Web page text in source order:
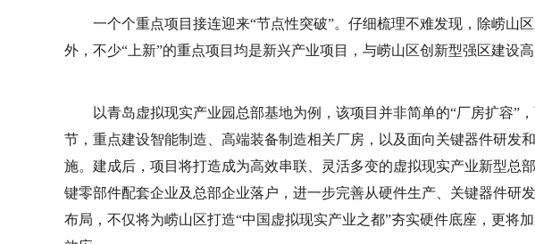
一个个重点项目接连迎来“节点性突破”。仔细梳理不难发现，除崂山
外，不少“上新”的重点项目均是新兴产业项目，与崂山区创新型强区建设高
以青岛虚拟现实产业园总部基地为例，该项目并非简单的“厂房扩容”
节，重点建设智能制造、高端装备制造相关厂房，以及面向关键器件研发
施。建成后，项目将打造成为高效串联、灵活多变的虚拟现实产业新型总
键零部件配套企业及总部企业落户，进一步完善从硬件生产、关键器件研
布局，不仅将为崂山区打造“中国虚拟现实产业之都”夯实硬件底座，更将